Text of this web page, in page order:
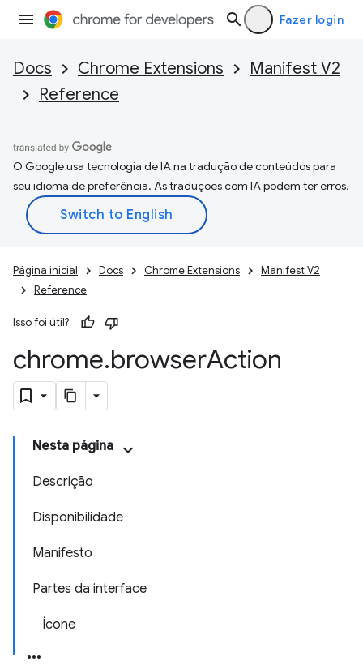
Fazer login
Docs Chrome Extensions
Manifest V2
Reference
O Google usa tecnologia de IA na tradução de conteúdos para
seu idioma de preferência. As traduções com IA podem ter erros.
Página inicial Docs Chrome Extensions
Manifest V2
Reference
Isso foi útil?
chrome.browserAction
Nesta página
Descrição
Disponibilidade
Manifesto
Partes da interface
Ícone